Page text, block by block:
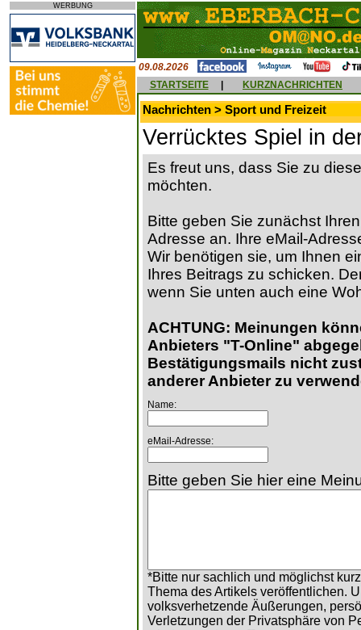
WERBUNG
09.08.2026
STARTSEITE
KURZNACHRICHTEN
Nachrichten > Sport und Freizeit
Verrücktes Spiel in
Es freut uns, dass Sie zu
möchten.
Bitte geben Sie zunächst
Adresse an. Ihre eMail-
Wir benötigen sie, um Ihnen
Ihres Beitrags zu schicken.
wenn Sie unten auch eine
ACHTUNG: Meinungen
Anbieters "T-Online"
Bestätigungsmails nicht
anderer Anbieter zu
Name:
eMail-Adresse:
Bitte geben Sie hier eine
*Bitte nur sachlich und möglichst
Thema des Artikels veröffentlichen.
volksverhetzende Äußerungen,
Verletzungen der Privatsphäre von